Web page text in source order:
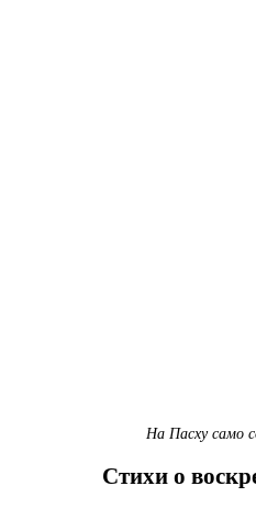
На Пасху само
Стихи о